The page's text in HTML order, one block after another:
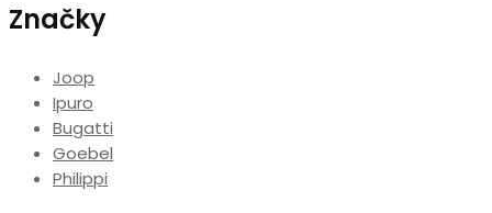
Značky
Joop
Ipuro
Bugatti
Goebel
Philippi